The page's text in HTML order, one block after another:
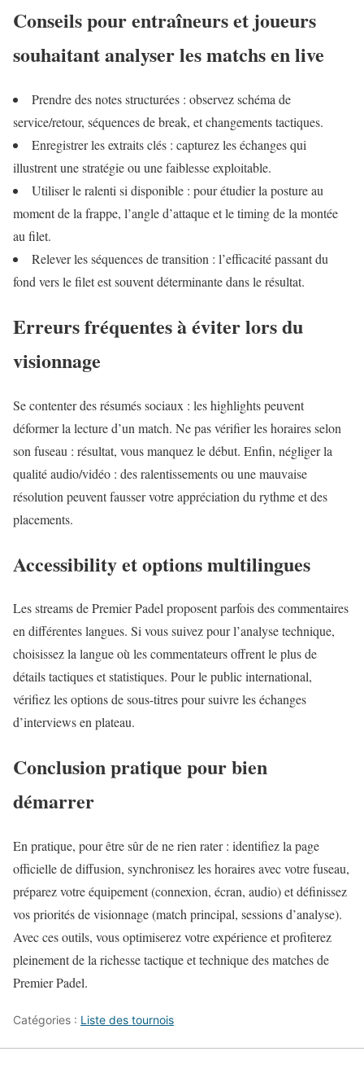
Conseils pour entraîneurs et joueurs
souhaitant analyser les matchs en live
Prendre des notes structurées : observez schéma de
service/retour, séquences de break, et changements tactiques.
Enregistrer les extraits clés : capturez les échanges qui
illustrent une stratégie ou une faiblesse exploitable.
Utiliser le ralenti si disponible : pour étudier la posture au
moment de la frappe, l’angle d’attaque et le timing de la montée
au filet.
Relever les séquences de transition : l’efficacité passant du
fond vers le filet est souvent déterminante dans le résultat.
Erreurs fréquentes à éviter lors du
visionnage
Se contenter des résumés sociaux : les highlights peuvent
déformer la lecture d’un match. Ne pas vérifier les horaires selon
son fuseau : résultat, vous manquez le début. Enfin, négliger la
qualité audio/vidéo : des ralentissements ou une mauvaise
résolution peuvent fausser votre appréciation du rythme et des
placements.
Accessibility et options multilingues
Les streams de Premier Padel proposent parfois des commentaires
en différentes langues. Si vous suivez pour l’analyse technique,
choisissez la langue où les commentateurs offrent le plus de
détails tactiques et statistiques. Pour le public international,
vérifiez les options de sous-titres pour suivre les échanges
d’interviews en plateau.
Conclusion pratique pour bien
démarrer
En pratique, pour être sûr de ne rien rater : identifiez la page
officielle de diffusion, synchronisez les horaires avec votre fuseau,
préparez votre équipement (connexion, écran, audio) et définissez
vos priorités de visionnage (match principal, sessions d’analyse).
Avec ces outils, vous optimiserez votre expérience et profiterez
pleinement de la richesse tactique et technique des matches de
Premier Padel.
Catégories : Liste des tournois